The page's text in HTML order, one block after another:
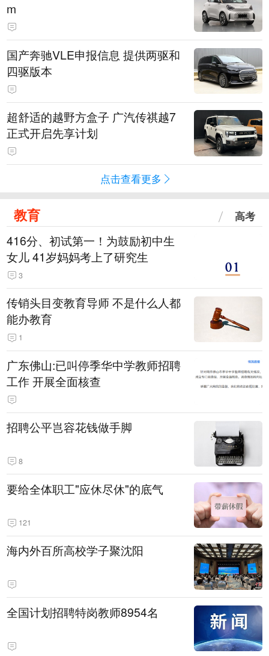
m
国产奔驰VLE申报信息 提供两驱和
四驱版本
超舒适的越野方盒子 广汽传祺越7
正式开启先享计划
点击查看更多
教育 高考
416分、初试第一！为鼓励初中生
女儿 41岁妈妈考上了研究生
3
传销头目变教育导师 不是什么人都
能办教育
1
广东佛山:已叫停季华中学教师招聘
工作 开展全面核查
招聘公平岂容花钱做手脚
8
要给全体职工"应休尽休"的底气
121
海内外百所高校学子聚沈阳
全国计划招聘特岗教师8954名